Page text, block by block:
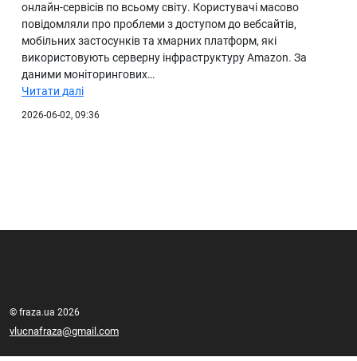
онлайн-сервісів по всьому світу. Користувачі масово
повідомляли про проблеми з доступом до вебсайтів,
мобільних застосунків та хмарних платформ, які
використовують серверну інфраструктуру Amazon. За
даними моніторингових…
Читати далі
2026-06-02, 09:36
© fraza.ua 2026
vlucnafraza@gmail.com